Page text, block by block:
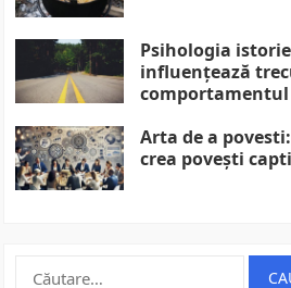
Psihologia
influențează
comportamentul
Arta de a
crea povești
Caută